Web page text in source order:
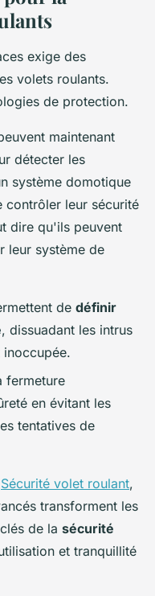
exige des
volets roulants.
de protection.
maintenant
détecter les
système domotique
contrôler leur sécurité
dire qu'ils peuvent
leur système de
de définir
, dissuadant les intrus
inoccupée.
fermeture
en évitant les
tentatives de
Sécurité volet roulant,
transforment les
de la sécurité
et tranquillité